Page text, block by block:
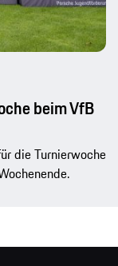
beim VfB
die Turnierwoche